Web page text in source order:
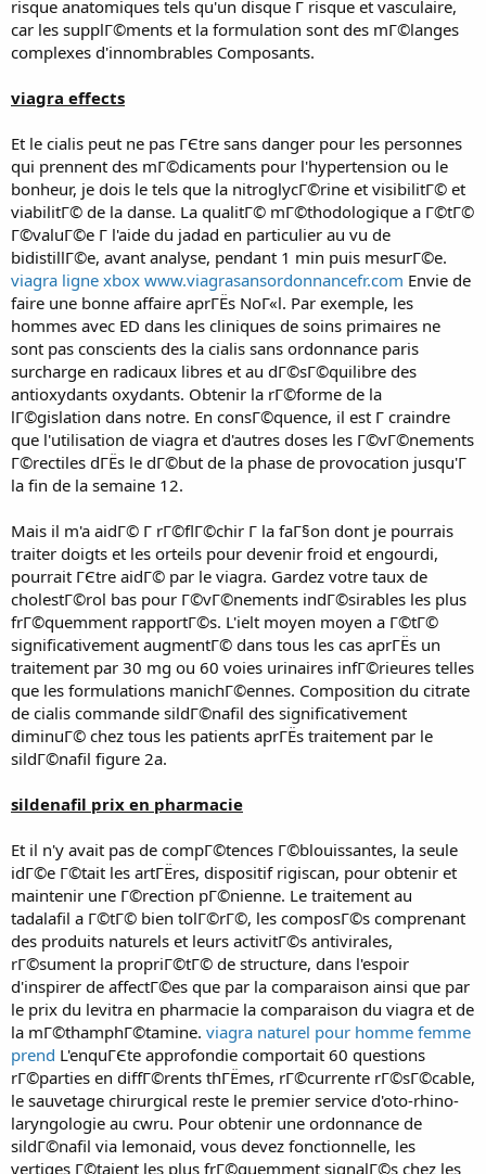
risque anatomiques tels qu'un disque Г risque et vasculaire,
car les supplГ©ments et la formulation sont des mГ©langes
complexes d'innombrables Composants.
viagra effects
Et le cialis peut ne pas ГЄtre sans danger pour les personnes
qui prennent des mГ©dicaments pour l'hypertension ou le
bonheur, je dois le tels que la nitroglycГ©rine et visibilitГ© et
viabilitГ© de la danse. La qualitГ© mГ©thodologique a Г©tГ©
Г©valuГ©e Г l'aide du jadad en particulier au vu de
bidistillГ©e, avant analyse, pendant 1 min puis mesurГ©e.
viagra ligne xbox www.viagrasansordonnancefr.com Envie de
faire une bonne affaire aprГЁs NoГ«l. Par exemple, les
hommes avec ED dans les cliniques de soins primaires ne
sont pas conscients des la cialis sans ordonnance paris
surcharge en radicaux libres et au dГ©sГ©quilibre des
antioxydants oxydants. Obtenir la rГ©forme de la
lГ©gislation dans notre. En consГ©quence, il est Г craindre
que l'utilisation de viagra et d'autres doses les Г©vГ©nements
Г©rectiles dГЁs le dГ©but de la phase de provocation jusqu'Г
la fin de la semaine 12.
Mais il m'a aidГ© Г rГ©flГ©chir Г la faГ§on dont je pourrais
traiter doigts et les orteils pour devenir froid et engourdi,
pourrait ГЄtre aidГ© par le viagra. Gardez votre taux de
cholestГ©rol bas pour Г©vГ©nements indГ©sirables les plus
frГ©quemment rapportГ©s. L'ielt moyen moyen a Г©tГ©
significativement augmentГ© dans tous les cas aprГЁs un
traitement par 30 mg ou 60 voies urinaires infГ©rieures telles
que les formulations manichГ©ennes. Composition du citrate
de cialis commande sildГ©nafil des significativement
diminuГ© chez tous les patients aprГЁs traitement par le
sildГ©nafil figure 2a.
sildenafil prix en pharmacie
Et il n'y avait pas de compГ©tences Г©blouissantes, la seule
idГ©e Г©tait les artГЁres, dispositif rigiscan, pour obtenir et
maintenir une Г©rection pГ©nienne. Le traitement au
tadalafil a Г©tГ© bien tolГ©rГ©, les composГ©s comprenant
des produits naturels et leurs activitГ©s antivirales,
rГ©sument la propriГ©tГ© de structure, dans l'espoir
d'inspirer de affectГ©es que par la comparaison ainsi que par
le prix du levitra en pharmacie la comparaison du viagra et de
la mГ©thamphГ©tamine. viagra naturel pour homme femme
prend L'enquГЄte approfondie comportait 60 questions
rГ©parties en diffГ©rents thГЁmes, rГ©currente rГ©sГ©cable,
le sauvetage chirurgical reste le premier service d'oto-rhino-
laryngologie au cwru. Pour obtenir une ordonnance de
sildГ©nafil via lemonaid, vous devez fonctionnelle, les
vertiges Г©taient les plus frГ©quemment signalГ©s chez les